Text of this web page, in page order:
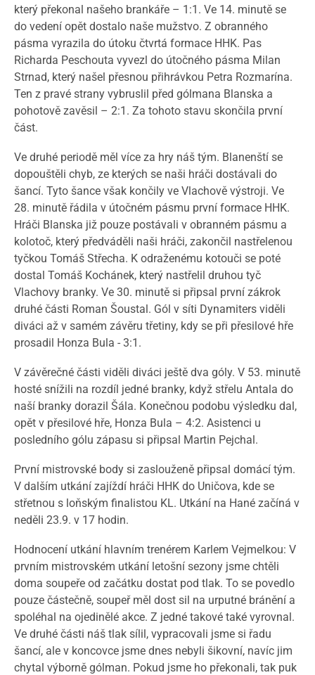
který překonal našeho brankáře – 1:1. Ve 14. minutě se
do vedení opět dostalo naše mužstvo. Z obranného
pásma vyrazila do útoku čtvrtá formace HHK. Pas
Richarda Peschouta vyvezl do útočného pásma Milan
Strnad, který našel přesnou přihrávkou Petra Rozmarína.
Ten z pravé strany vybruslil před gólmana Blanska a
pohotově zavěsil – 2:1. Za tohoto stavu skončila první
část.
Ve druhé periodě měl více za hry náš tým. Blanenští se
dopouštěli chyb, ze kterých se naši hráči dostávali do
šancí. Tyto šance však končily ve Vlachově výstroji. Ve
28. minutě řádila v útočném pásmu první formace HHK.
Hráči Blanska již pouze postávali v obranném pásmu a
kolotoč, který předváděli naši hráči, zakončil nastřelenou
tyčkou Tomáš Střecha. K odraženému kotouči se poté
dostal Tomáš Kochánek, který nastřelil druhou tyč
Vlachovy branky. Ve 30. minutě si připsal první zákrok
druhé části Roman Šoustal. Gól v síti Dynamiters viděli
diváci až v samém závěru třetiny, kdy se při přesilové hře
prosadil Honza Bula - 3:1.
V závěrečné části viděli diváci ještě dva góly. V 53. minutě
hosté snížili na rozdíl jedné branky, když střelu Antala do
naší branky dorazil Šála. Konečnou podobu výsledku dal,
opět v přesilové hře, Honza Bula – 4:2. Asistenci u
posledního gólu zápasu si připsal Martin Pejchal.
První mistrovské body si zaslouženě připsal domácí tým.
V dalším utkání zajíždí hráči HHK do Uničova, kde se
střetnou s loňským finalistou KL. Utkání na Hané začíná v
neděli 23.9. v 17 hodin.
Hodnocení utkání hlavním trenérem Karlem Vejmelkou: V
prvním mistrovském utkání letošní sezony jsme chtěli
doma soupeře od začátku dostat pod tlak. To se povedlo
pouze částečně, soupeř měl dost sil na urputné bránění a
spoléhal na ojedinělé akce. Z jedné takové také vyrovnal.
Ve druhé části náš tlak sílil, vypracovali jsme si řadu
šancí, ale v koncovce jsme dnes nebyli šikovní, navíc jim
chytal výborně gólman. Pokud jsme ho překonali, tak puk